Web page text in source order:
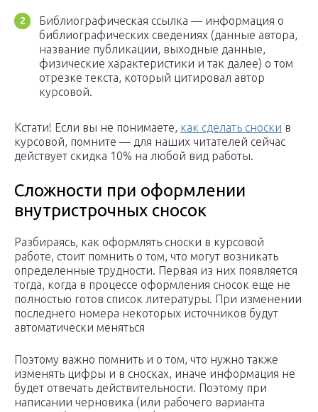
Библиографическая ссылка — информация о
библиографических сведениях (данные автора,
название публикации, выходные данные,
физические характеристики и так далее) о том
отрезке текста, который цитировал автор
курсовой.
Кстати! Если вы не понимаете, как сделать сноски в
курсовой, помните — для наших читателей сейчас
действует скидка 10% на любой вид работы.
Сложности при оформлении
внутристрочных сносок
Разбираясь, как оформлять сноски в курсовой
работе, стоит помнить о том, что могут возникать
определенные трудности. Первая из них появляется
тогда, когда в процессе оформления сносок еще не
полностью готов список литературы. При изменении
последнего номера некоторых источников будут
автоматически меняться
Поэтому важно помнить и о том, что нужно также
изменять цифры и в сносках, иначе информация не
будет отвечать действительности. Поэтому при
написании черновика (или рабочего варианта